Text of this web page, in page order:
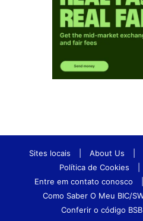
Sites locais About Us
Política de Cookies
Entre em contato conosco
Como Saber O Meu BIC/
Conferir o código BSB